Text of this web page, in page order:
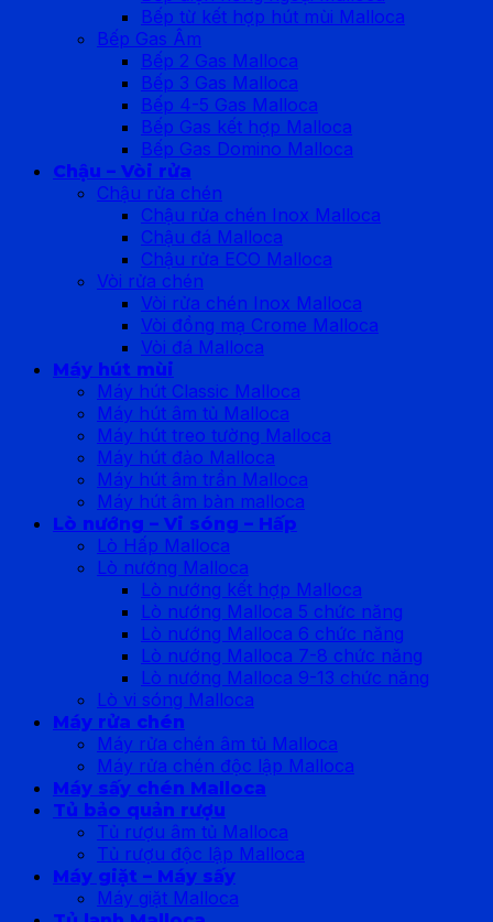
Bếp từ kết hợp hút mùi Malloca
Bếp Gas Âm
Bếp 2 Gas Malloca
Bếp 3 Gas Malloca
Bếp 4-5 Gas Malloca
Bếp Gas kết hợp Malloca
Bếp Gas Domino Malloca
Chậu – Vòi rửa
Chậu rửa chén
Chậu rửa chén Inox Malloca
Chậu đá Malloca
Chậu rửa ECO Malloca
Vòi rửa chén
Vòi rửa chén Inox Malloca
Vòi đồng mạ Crome Malloca
Vòi đá Malloca
Máy hút mùi
Máy hút Classic Malloca
Máy hút âm tủ Malloca
Máy hút treo tường Malloca
Máy hút đảo Malloca
Máy hút âm trần Malloca
Máy hút âm bàn malloca
Lò nướng – Vi sóng – Hấp
Lò Hấp Malloca
Lò nướng Malloca
Lò nướng kết hợp Malloca
Lò nướng Malloca 5 chức năng
Lò nướng Malloca 6 chức năng
Lò nướng Malloca 7-8 chức năng
Lò nướng Malloca 9-13 chức năng
Lò vi sóng Malloca
Máy rửa chén
Máy rửa chén âm tủ Malloca
Máy rửa chén độc lập Malloca
Máy sấy chén Malloca
Tủ bảo quản rượu
Tủ rượu âm tủ Malloca
Tủ rượu độc lập Malloca
Máy giặt – Máy sấy
Máy giặt Malloca